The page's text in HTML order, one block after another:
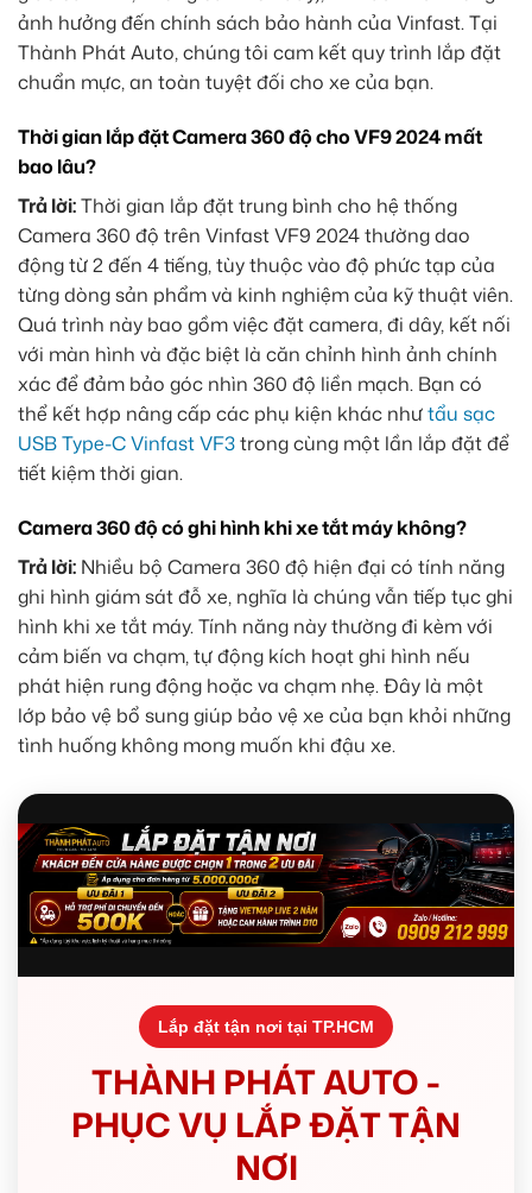
ảnh hưởng đến chính sách bảo hành của Vinfast. Tại
Thành Phát Auto, chúng tôi cam kết quy trình lắp đặt
chuẩn mực, an toàn tuyệt đối cho xe của bạn.
Thời gian lắp đặt Camera 360 độ cho VF9 2024 mất
bao lâu?
Trả lời:Thời gian lắp đặt trung bình cho hệ thống
Camera 360 độ trên Vinfast VF9 2024 thường dao
động từ 2 đến 4 tiếng, tùy thuộc vào độ phức tạp của
từng dòng sản phẩm và kinh nghiệm của kỹ thuật viên.
Quá trình này bao gồm việc đặt camera, đi dây, kết nối
với màn hình và đặc biệt là căn chỉnh hình ảnh chính
xác để đảm bảo góc nhìn 360 độ liền mạch. Bạn có
thể kết hợp nâng cấp các phụ kiện khác nhưtẩu sạc
USB Type-C Vinfast VF3trong cùng một lần lắp đặt để
tiết kiệm thời gian.
Camera 360 độ có ghi hình khi xe tắt máy không?
Trả lời: Nhiều bộ Camera 360 độ hiện đại có tính năng
ghi hình giám sát đỗ xe, nghĩa là chúng vẫn tiếp tục ghi
hình khi xe tắt máy. Tính năng này thường đi kèm với
cảm biến va chạm, tự động kích hoạt ghi hình nếu
phát hiện rung động hoặc va chạm nhẹ. Đây là một
lớp bảo vệ bổ sung giúp bảo vệ xe của bạn khỏi những
tình huống không mong muốn khi đậu xe.
Lắp đặt tận nơi tại TP.HCM
THÀNH PHÁT AUTO -
PHỤC VỤ LẮP ĐẶT TẬN
NƠI